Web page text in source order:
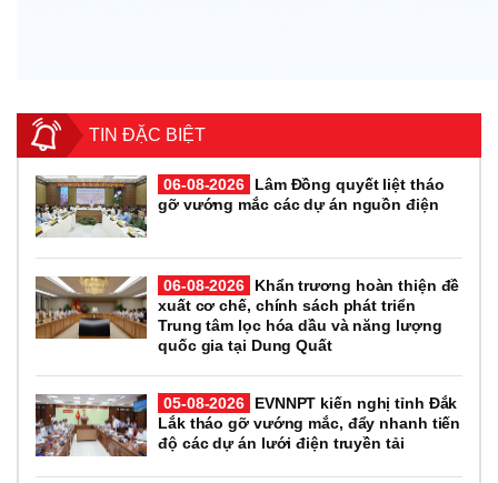
TIN ĐẶC BIỆT
06-08-2026
Lâm Đồng quyết liệt tháo
gỡ vướng mắc các dự án nguồn điện
06-08-2026
Khẩn trương hoàn thiện đề
xuất cơ chế, chính sách phát triển
Trung tâm lọc hóa dầu và năng lượng
quốc gia tại Dung Quất
05-08-2026
EVNNPT kiến nghị tỉnh Đắk
Lắk tháo gỡ vướng mắc, đẩy nhanh tiến
độ các dự án lưới điện truyền tải